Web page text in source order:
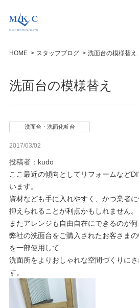
HOME スタッフブログ 洗面台の模様替え
洗面台の模様替え
洗面台・洗面化粧台
2017/03/02
投稿者：kudo
ここ最近の傾向としてリフォームなど
います。
資材なども手に入れやすく、かつ業者
抑えられることが利点かもしれません。
またアレンジも自由自在にできるのが何
弊社の洗面台をご購入されたお客さま
を一部使用して
洗面所をよりおしゃれな空間づくりに
す。